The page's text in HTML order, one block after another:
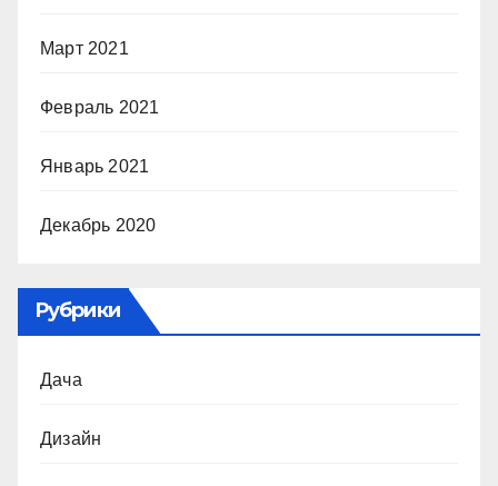
Март 2021
Февраль 2021
Январь 2021
Декабрь 2020
Рубрики
Дача
Дизайн